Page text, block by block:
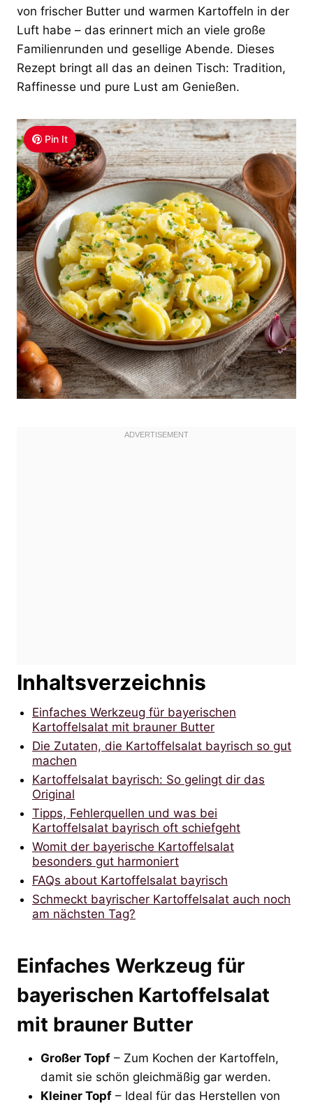
von frischer Butter und warmen Kartoffeln in der
Luft habe – das erinnert mich an viele große
Familienrunden und gesellige Abende. Dieses
Rezept bringt all das an deinen Tisch: Tradition,
Raffinesse und pure Lust am Genießen.
Pin It
Inhaltsverzeichnis
Einfaches Werkzeug für bayerischen
Kartoffelsalat mit brauner Butter
Die Zutaten, die Kartoffelsalat bayrisch so gut
machen
Kartoffelsalat bayrisch: So gelingt dir das
Original
Tipps, Fehlerquellen und was bei
Kartoffelsalat bayrisch oft schiefgeht
Womit der bayerische Kartoffelsalat
besonders gut harmoniert
FAQs about Kartoffelsalat bayrisch
Schmeckt bayrischer Kartoffelsalat auch noch
am nächsten Tag?
Einfaches Werkzeug für
bayerischen Kartoffelsalat
mit brauner Butter
Großer Topf – Zum Kochen der Kartoffeln,
damit sie schön gleichmäßig gar werden.
Kleiner Topf – Ideal für das Herstellen von